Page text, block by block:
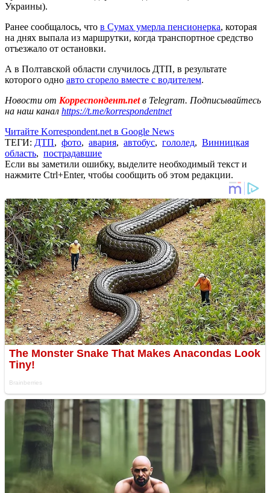
Украины).
Ранее сообщалось, что в Сумах умерла пенсионерка, которая
на днях выпала из маршрутки, когда транспортное средство
отъезжало от остановки.
А в Полтавской области случилось ДТП, в результате
которого одно авто сгорело вместе с водителем.
Новости от Корреспондент.netв Telegram. Подписывайтесь
на наш канал https://t.me/korrespondentnet
Читайте Korrespondent.net в Google News
ТЕГИ: ДТП, фото, авария, автобус, гололед, Винницкая
область, пострадавшие
Если вы заметили ошибку, выделите необходимый текст и
нажмите Ctrl+Enter, чтобы сообщить об этом редакции.